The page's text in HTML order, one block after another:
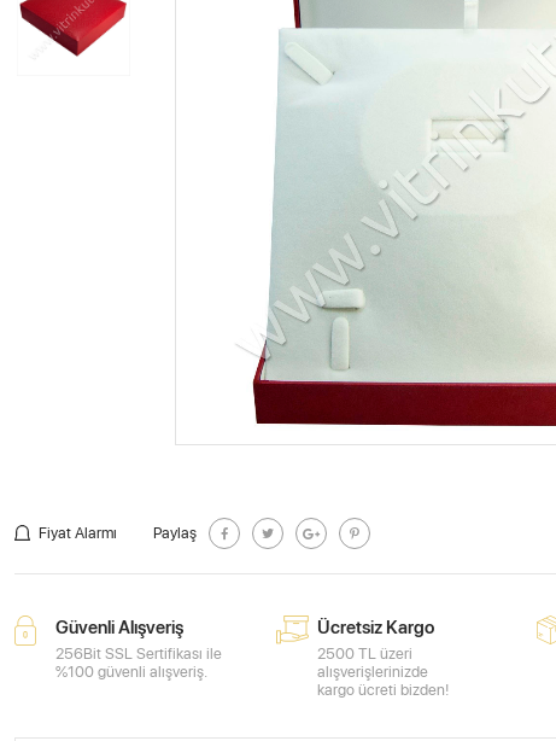
Fiyat Alarmı Paylaş
Güvenli Alışveriş
256Bit SSL Sertifikası ile
%100 güvenli alışveriş.
Ücretsiz Kargo
2500 TL üzeri
alışverişlerinizde
kargo ücreti bizden!